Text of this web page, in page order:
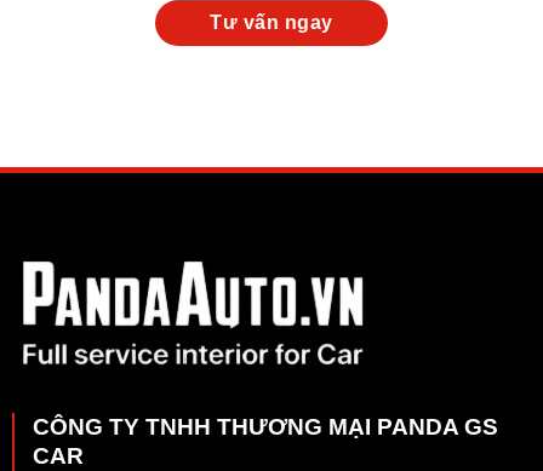
CÔNG TY TNHH THƯƠNG MẠI PANDA GS
CAR